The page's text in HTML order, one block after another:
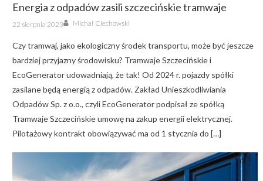
Energia z odpadów zasili szczecińskie tramwaje
Posted
on
22 sierpnia 2023 Author
Michał Ciechowski
Czy tramwaj, jako ekologiczny środek transportu, może być jeszcze
bardziej przyjazny środowisku? Tramwaje Szczecińskie i
EcoGenerator udowadniają, że tak! Od 2024 r. pojazdy spółki
zasilane będą energią z odpadów. Zakład Unieszkodliwiania
Odpadów Sp. z o.o., czyli EcoGenerator podpisał ze spółką
Tramwaje Szczecińskie umowę na zakup energii elektrycznej.
Pilotażowy kontrakt obowiązywać ma od 1 stycznia do […]